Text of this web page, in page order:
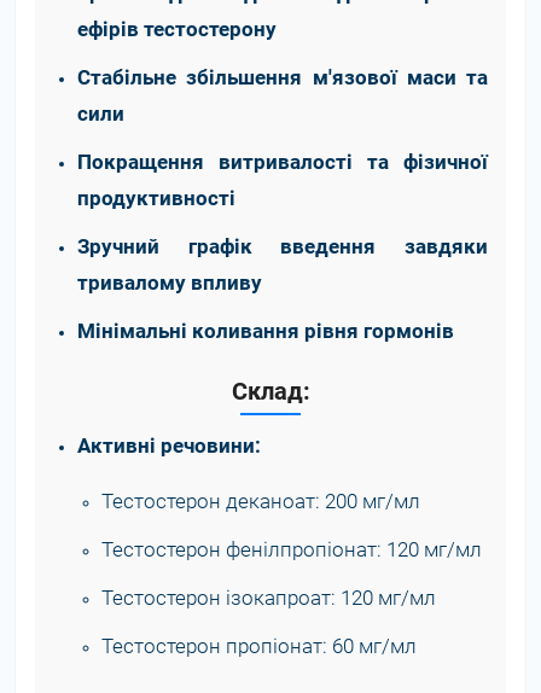
ефірів тестостерону
Стабільне збільшення м'язової маси та
сили
Покращення витривалості та фізичної
продуктивності
Зручний графік введення завдяки
тривалому впливу
Мінімальні коливання рівня гормонів
Склад:
Активні речовини:
Тестостерон деканоат: 200 мг/мл
Тестостерон фенілпропіонат: 120 мг/мл
Тестостерон ізокапроат: 120 мг/мл
Тестостерон пропіонат: 60 мг/мл